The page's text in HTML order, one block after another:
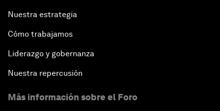
Nuestra estrategia
Cómo trabajamos
Liderazgo y gobernanza
Nuestra repercusión
Más información sobre el Foro